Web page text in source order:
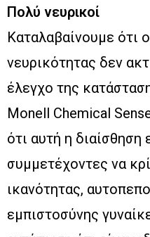
Πολύ νευρικοί
Καταλαβαίνουμε ότι
νευρικότητας δεν
έλεγχο της
Monell Chemical
ότι αυτή η διαίσθηση
συμμετέχοντες να
ικανότητας,
εμπιστοσύνης